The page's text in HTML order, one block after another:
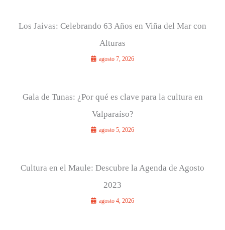
Los Jaivas: Celebrando 63 Años en Viña del Mar con
Alturas
agosto 7, 2026
Gala de Tunas: ¿Por qué es clave para la cultura en
Valparaíso?
agosto 5, 2026
Cultura en el Maule: Descubre la Agenda de Agosto
2023
agosto 4, 2026